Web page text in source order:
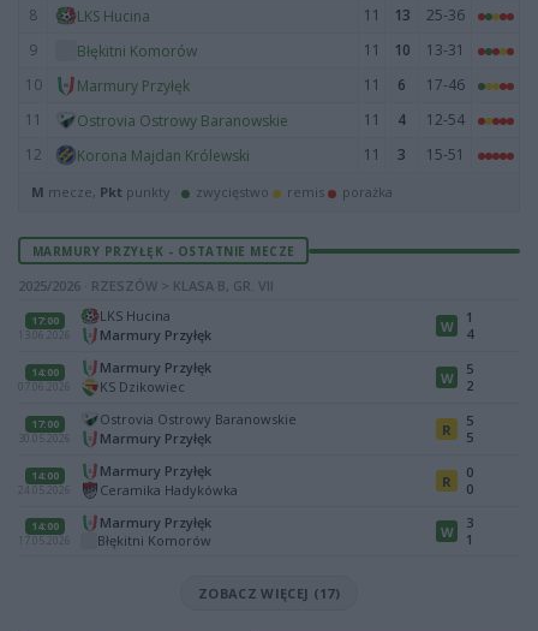
8
LKS Hucina 11 13
25-36
9
Błękitni Komorów 11 10
13-31
10
Marmury Przyłęk 11 6
17-46
11
Ostrovia Ostrowy Baranowskie 11 4
12-54
12
Korona Majdan Królewski 11 3 15-51
M mecze, Pkt punkty · zwycięstwo remis porażka
MARMURY PRZYŁĘK - OSTATNIE MECZE
2025/2026 · RZESZÓW > KLASA B, GR. VII
17:00
13.06.2026
LKS Hucina
Marmury Przyłęk
W
1
4
14:00
07.06.2026
Marmury Przyłęk
KS Dzikowiec
W
5
2
17:00
30.05.2026
Ostrovia Ostrowy Baranowskie
Marmury Przyłęk
R
5
5
14:00
24.05.2026
Marmury Przyłęk
Ceramika Hadykówka
R
0
0
14:00
17.05.2026
Marmury Przyłęk
Błękitni Komorów
W
3
1
ZOBACZ WIĘCEJ (17)